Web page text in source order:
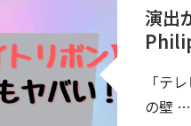
演出
「テ
の壁 …